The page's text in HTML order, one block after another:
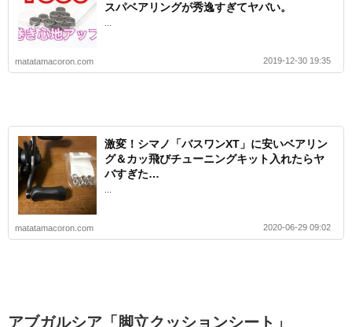
スパベアリングが秀逸すぎてヤバい。
matatamacoron.com 2019-12-30 19:35
激変！シマノ「バスワンXT」に安いベアリン
グ＆カッ飛びチューニングキット入れたらヤ
バすぎた…
matatamacoron.com 2020-06-29 09:02
アブガルシア「脚立クッションシート」